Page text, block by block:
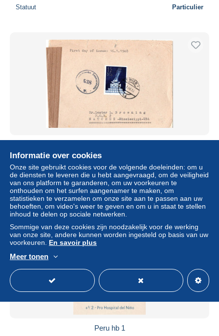
Statuut Particulier
WIEN -> Natchez, MS (USA), m österr Zensur
± US$ 9,22
Statuut Particulier
Peru hb 1
Informatie over cookies
Onze site gebruikt cookies voor de volgende doeleinden: om u
de diensten te leveren die u hebt aangevraagd, om de veiligheid
van ons platform te garanderen, om uw voorkeuren te
onthouden om het surfen aangenamer te maken, om
statistieken te verzamelen om onze site aan te passen aan uw
behoeften, om video's weer te geven en om u in staat te stellen
inhoud te delen op sociale netwerken.
Sommige van deze cookies zijn noodzakelijk voor de werking
van onze site, andere kunnen worden ingesteld op basis van uw
voorkeuren. En savoir plus
Meer tonen